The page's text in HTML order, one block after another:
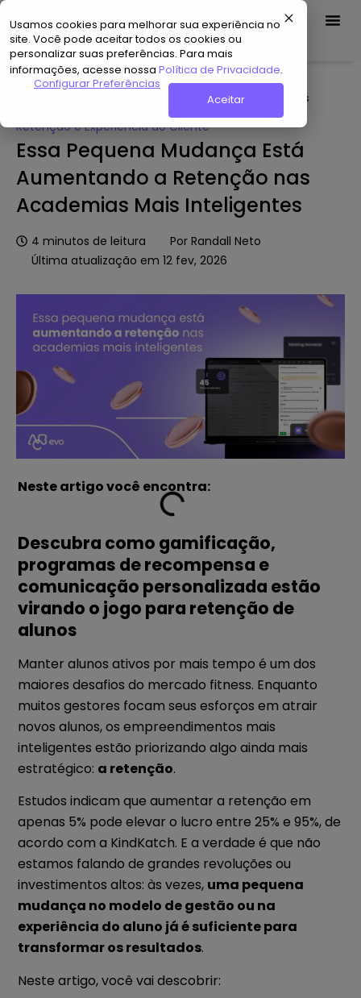
Usamos cookies para melhorar sua experiência no
site. Você pode aceitar todos os cookies ou
personalizar suas preferências. Para mais
informações, acesse nossa Política de Privacidade.
Configurar Preferências
Aceitar
Demo Grátis
Home»Hub de Conteúdo»Essa Pequena Mudança Está
Aumentando a Retenção nas Academias Mais Inteligentes
Retenção e Experiência do Cliente
Essa Pequena Mudança Está
Aumentando a Retenção nas
Academias Mais Inteligentes
4 minutos de leitura Por Randall Neto
Última atualização em 12 fev, 2026
Neste artigo você encontra:
Descubra como gamificação,
programas de recompensa e
comunicação personalizada estão
virando o jogo para retenção de
alunos
Manter alunos ativos por mais tempo é um dos
maiores desafios do mercado fitness. Enquanto
muitos gestores focam seus esforços em atrair
novos alunos, os empreendimentos mais
inteligentes estão priorizando algo ainda mais
estratégico: a retenção.
Estudos indicam que aumentar a retenção em
apenas 5% pode elevar o lucro entre 25% e 95%, de
acordo com a KindKatch. E a verdade é que não
estamos falando de grandes revoluções ou
investimentos altos: às vezes, uma pequena
mudança no modelo de gestão ou na
experiência do aluno já é suficiente para
transformar os resultados.
Neste artigo, você vai descobrir: